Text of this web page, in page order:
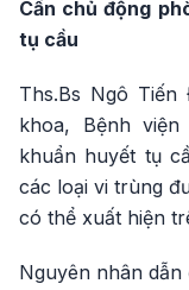
Cần chủ động
tụ cầu
Ths.Bs Ngô
khoa, Bệnh
khuẩn huyết tụ
các loại vi trùng
có thể xuất hiện
Nguyên nhân